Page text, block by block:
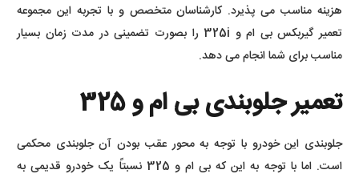
هزینه مناسب می پذیرد. کارشناسان متخصص و با تجربه این مجموعه
تعمیر گیربکس بی ام و 325i را بصورت تضمینی در مدت زمان بسیار
مناسب برای شما انجام می دهد.
تعمیر جلوبندی بی ام و 325
جلوبندی این خودرو با توجه به محور عقب بودن آن جلوبندی محکمی
است. اما با توجه به این که بی ام و 325 نسبتاً یک خودرو قدیمی به